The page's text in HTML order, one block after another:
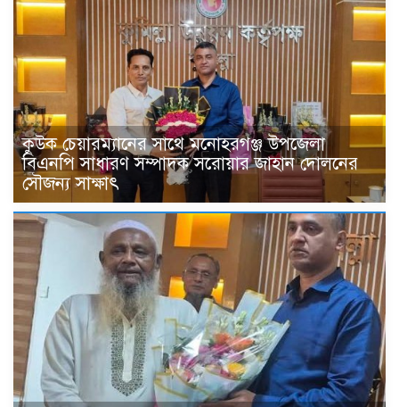
কুউক চেয়ারম্যানের সাথে মনোহরগঞ্জ উপজেলা
বিএনপি সাধারণ সম্পাদক সরোয়ার জাহান দোলনের
সৌজন্য সাক্ষাৎ